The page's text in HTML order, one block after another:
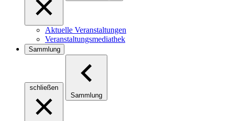
Aktuelle Veranstaltungen
Veranstaltungsmediathek
Sammlung
schließen
Sammlung